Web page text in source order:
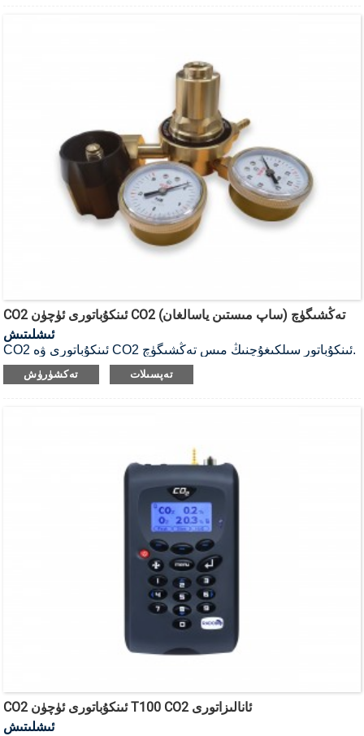
CO2 ئىنكۇباتورى ئۈچۈن CO2 تەڭشىگۈچ (ساپ مىستىن ياسالغان)
ئىشلىتىش
CO2 ئىنكۇباتورى ۋە CO2 ئىنكۇباتور سىلكىغۇچنىڭ مىس تەڭشىگۈچ.
تەكشۈرۈش تەپسىلات
CO2 ئىنكۇباتورى ئۈچۈن T100 CO2 ئانالىزاتورى
ئىشلىتىش